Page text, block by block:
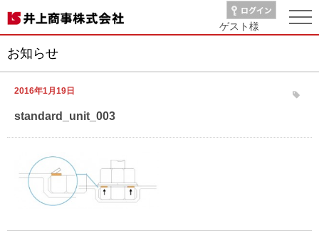
ゲスト様
お知らせ
2016年1月19日
standard_unit_003